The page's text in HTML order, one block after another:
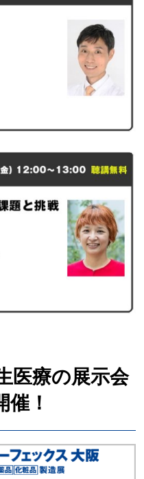
医療の展示会
催！